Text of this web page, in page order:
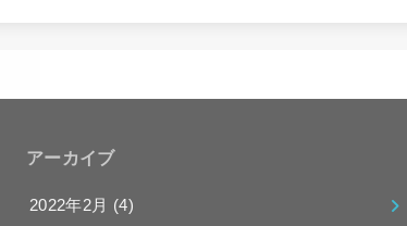
アーカイブ
2022年2月 (4)